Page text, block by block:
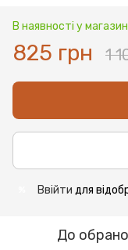
В наявності у
825 грн 1
Ввійти для
До